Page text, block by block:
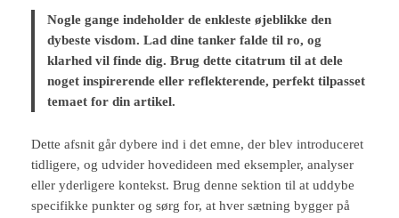
Nogle gange indeholder de enkleste øjeblikke den
dybeste visdom. Lad dine tanker falde til ro, og
klarhed vil finde dig. Brug dette citatrum til at dele
noget inspirerende eller reflekterende, perfekt tilpasset
temaet for din artikel.
Dette afsnit går dybere ind i det emne, der blev introduceret
tidligere, og udvider hovedideen med eksempler, analyser
eller yderligere kontekst. Brug denne sektion til at uddybe
specifikke punkter og sørg for, at hver sætning bygger på